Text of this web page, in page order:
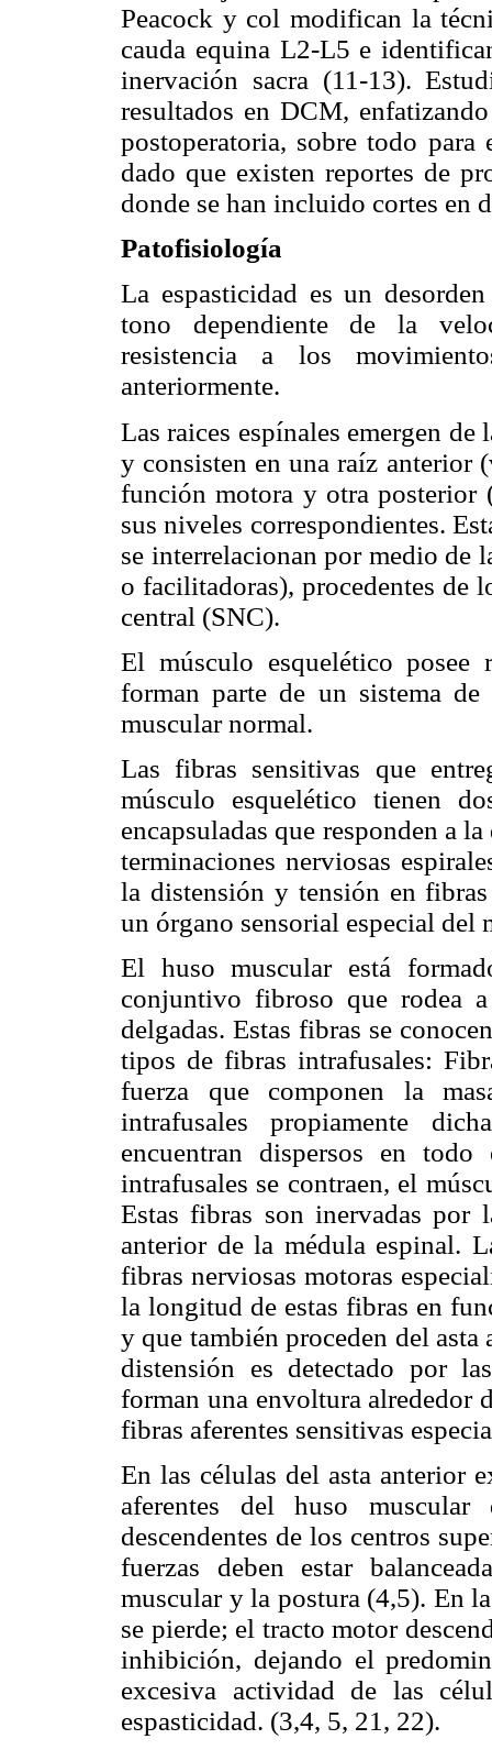
Peacock y col modifican la
cauda equina L2-L5 e
inervación sacra (11-13).
resultados en DCM,
postoperatoria, sobre todo
dado que existen reportes de
donde se han incluido cortes en
Patofisiología
La espasticidad es un
tono dependiente de la
resistencia a los
anteriormente.
Las raices espínales emergen
y consisten en una raíz anterior
función motora y otra posterior
sus niveles correspondientes.
se interrelacionan por medio de
o facilitadoras), procedentes de
central (SNC).
El músculo esquelético posee
forman parte de un sistema
muscular normal.
Las fibras sensitivas que
músculo esquelético tienen
encapsuladas que responden a
terminaciones nerviosas
la distensión y tensión en fibras
un órgano sensorial especial del
El huso muscular está
conjuntivo fibroso que rodea
delgadas. Estas fibras se
tipos de fibras intrafusales:
fuerza que componen la
intrafusales propiamente
encuentran dispersos en
intrafusales se contraen, el
Estas fibras son inervadas por
anterior de la médula espinal.
fibras nerviosas motoras
la longitud de estas fibras en
y que también proceden del
distensión es detectado por
forman una envoltura alrededor
fibras aferentes sensitivas
En las células del asta anterior
aferentes del huso
descendentes de los centros
fuerzas deben estar
muscular y la postura (4,5). En
se pierde; el tracto motor
inhibición, dejando el
excesiva actividad de las
espasticidad. (3,4, 5, 21, 22).